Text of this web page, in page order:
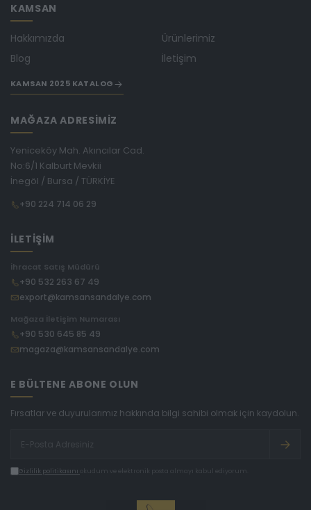
KAMSAN
Hakkımızda Ürünlerimiz
Blog İletişim
KAMSAN 2025 KATALOG
MAĞAZA ADRESİMİZ
Yeniceköy Mah. Akıncılar Cad.
No:6/1 Kalburt Mevkii
İnegöl / Bursa / TÜRKİYE
+90 224 714 06 29
İLETİŞİM
İhracat Satış Müdürü
+90 532 263 67 49
export@kamsansandalye.com
Mağaza İletişim Numarası
+90 530 645 85 49
magaza@kamsansandalye.com
E BÜLTENE ABONE OLUN
Fırsatlar ve duyurularımız hakkında bilgi sahibi olmak için kaydolun.
Gizlilik politikasını okudum ve elektronik posta almayı kabul ediyorum.